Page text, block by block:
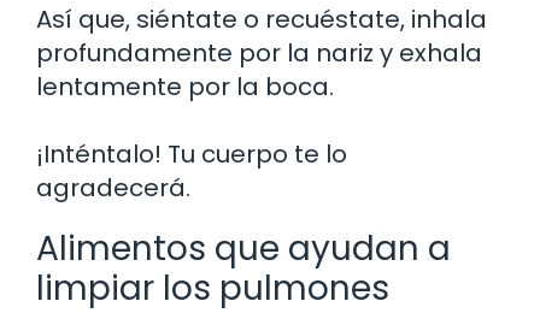
Así que, siéntate o recuéstate, inhala
profundamente por la nariz y exhala
lentamente por la boca.
¡Inténtalo! Tu cuerpo te lo
agradecerá.
Alimentos que ayudan a
limpiar los pulmones